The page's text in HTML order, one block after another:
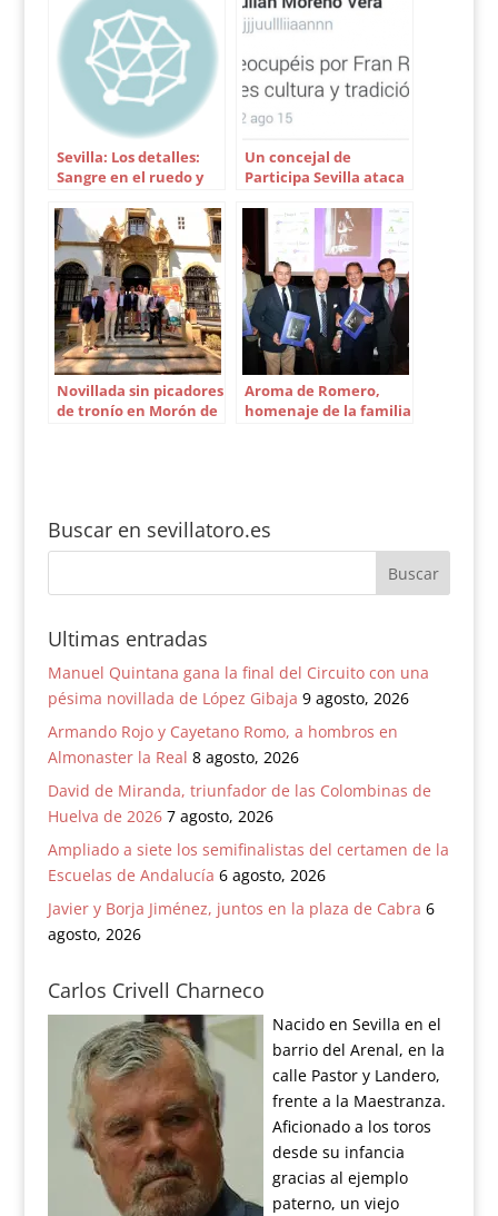
Sevilla: Los detalles:
Sangre en el ruedo y
Un concejal de
Participa Sevilla ataca
Novillada sin picadores
de tronío en Morón de
Aroma de Romero,
homenaje de la familia
Buscar en sevillatoro.es
Ultimas entradas
Manuel Quintana gana la final del Circuito con una
pésima novillada de López Gibaja 9 agosto, 2026
Armando Rojo y Cayetano Romo, a hombros en
Almonaster la Real 8 agosto, 2026
David de Miranda, triunfador de las Colombinas de
Huelva de 2026 7 agosto, 2026
Ampliado a siete los semifinalistas del certamen de la
Escuelas de Andalucía 6 agosto, 2026
Javier y Borja Jiménez, juntos en la plaza de Cabra 6
agosto, 2026
Carlos Crivell Charneco
Nacido en Sevilla en el
barrio del Arenal, en la
calle Pastor y Landero,
frente a la Maestranza.
Aficionado a los toros
desde su infancia
gracias al ejemplo
paterno, un viejo